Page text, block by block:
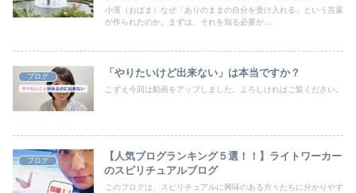
小濱（おばま）なぜ「ありのままの自分を受け入れる」という言葉
が作られたのか。まずは、それを知る必要が...
ブログ 「やりたいけど出来ない」は本当ですか？
こずえ今回は動画をアップしました。よろしければご覧ください。
ブログ
【人気ブログランキング５選！！】ライトワーカー
のスピリチュアルブログ
このブログは、スピリチュアルに興味のある方々たちに分かりやす